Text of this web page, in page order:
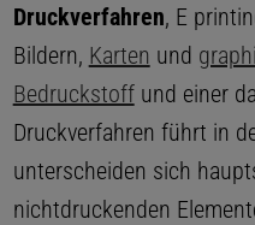
Druckverfahren, E
Bildern, Karten und
Bedruckstoffund einer
Druckverfahren führt in
unterscheiden sich
nichtdruckenden